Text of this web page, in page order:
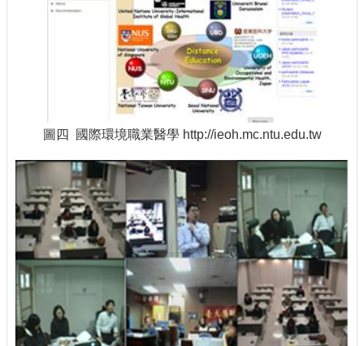
圖四 國際環境職業醫學 http://ieoh.mc.ntu.edu.tw